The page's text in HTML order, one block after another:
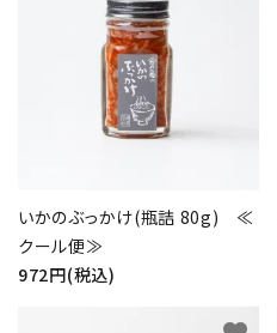
いかのぶっかけ(瓶詰 80g) ≪
クール便≫
972円(税込)